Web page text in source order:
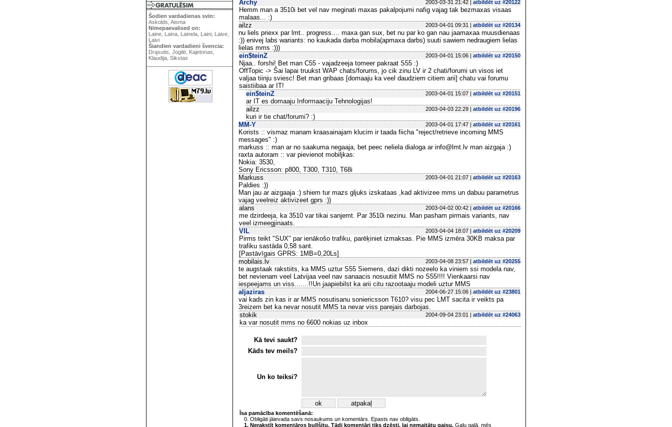
Šodien vardadienas svin:
Askolds, Aisma
Nimepaevalised on:
Laine, Laina, Lainela, Laini, Laive,
Laivi
Šiandien vardadieni švencia:
Drąsutis, Jogilė, Kajetonas,
Klaudija, Sikstas
Archy
2003-03-31 21:42 | atbildēt uz #20122
Hemm man a 3510i bet vel nav meginati maxas pakalpojumi nafig vajag tak bezmaxas visaas
malaas... :)
ailzz
2003-04-01 09:31 | atbildēt uz #20134
nu liels priexx par lmt.. progress.... maxa gan sux, bet nu par ko gan nau jaamaxaa muusdienaas
:)) enivej labs wariants: no kaukada darba mobila(apmaxa darbs) suuti sawiem nedraugiem lielas
lielas mms :)))
ein$teinZ
2003-04-01 15:06 | atbildēt uz #20150
Njaa.. forshi! Bet man C55 - vajadzeeja tomeer pakraat S55 :)
OffTopic -> Šai lapai truukst WAP chats/forums, jo cik zinu LV ir 2 chati/forumi un visos iet
valjaa tiinju sviesc! Bet man gribaas [domaaju ka veel daudziem citiem arii] chatu vai forumu
saistiibaa ar IT!
ein$teinZ
2003-04-01 15:07 | atbildēt uz #20151
ar IT es domaaju Informaaciju Tehnologijas!
ailzz
2003-04-03 22:29 | atbildēt uz #20196
kuri ir tie chat/forumi? :)
MM-Y
2003-04-01 17:47 | atbildēt uz #20161
Korists :: vismaz manam kraasainajam klucim ir taada fiicha "reject/retrieve incoming MMS
messages" :)
markuss :: man ar no saakuma negaaja, bet peec neliela dialoga ar info@lmt.lv man aizgaja :)
raxta autoram :: var pievienot mobiljkas:
Nokia: 3530,
Sony Ericsson: p800, T300, T310, T68i
Markuss
2003-04-01 21:07 | atbildēt uz #20163
Paldies :))
Man jau ar aizgaaja :) shiem tur mazs gljuks izskataas ,kad aktivizee mms un dabuu parametrus
vajag veelreiz aktivizeet gprs :))
alans
2003-04-02 00:42 | atbildēt uz #20166
me dzirdeeja, ka 3510 var tikai sanjemt. Par 3510i nezinu. Man pasham pirmais variants, nav
veel izmeegjinaats.
VIL
2003-04-04 18:07 | atbildēt uz #20209
Pirms teikt "SUX" par ienākošo trafiku, parēķiniet izmaksas. Pie MMS izmēra 30KB maksa par
trafiku sastāda 0,58 sant.
[Pastāvīgais GPRS: 1MB=0,20Ls]
mobilais.lv
2003-04-08 23:57 | atbildēt uz #20255
te augstaak rakstiits, ka MMS uztur S55 Siemens, dazi dikti nozeelo ka viniem ssi modela nav,
bet nevienam veel Latvijaa veel nav sanaacis nosuutiit MMS no S55!!!! Vienkaarsi nav
iespeejams un viss.......!!Un jaapiebilst ka arii citu razootaaju modeli uztur MMS
aljaziras
2004-06-27 15:06 | atbildēt uz #23801
vai kads zin kas ir ar MMS nosutisanu soniericsson T610? visu pec LMT sacita ir veikts pa
3reizem bet ka nevar nosutit MMS ta nevar viss parejais darbojas.
stokik
2004-09-04 23:01 | atbildēt uz #24063
ka var nosutit mms no 6600 nokias uz inbox
Kā tevi saukt?
Kāds tev meils?
Un ko teiksi?
Īsa pamācība komentēšanā:
0. Obligāti jāievada savs nosaukums un komentārs. Epasts nav obligāts.
1. Nerakstīt komentāros bullšitu. Tādi komentāri tiks dzēsti, lai nemaitātu gaisu. Galu galā, mēs